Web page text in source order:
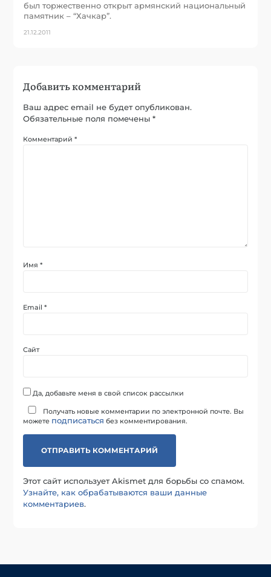
был торжественно открыт армянский национальный
памятник – “Хачкар”.
21.12.2011
Добавить комментарий
Ваш адрес email не будет опубликован.
Обязательные поля помечены*
Комментарий*
Имя*
Email*
Сайт
Да, добавьте меня в свой список рассылки
Получать новые комментарии по электронной почте. Вы
можете подписаться без комментирования.
Этот сайт использует Akismet для борьбы со спамом.
Узнайте, как обрабатываются ваши данные
комментариев.